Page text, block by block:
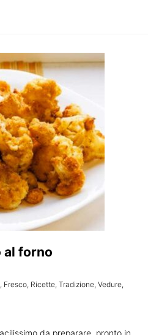
al forno
, Fresco, Ricette, Tradizione, Vedure,
da preparare, pronto in